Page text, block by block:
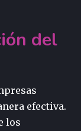
del
efectiva.
los